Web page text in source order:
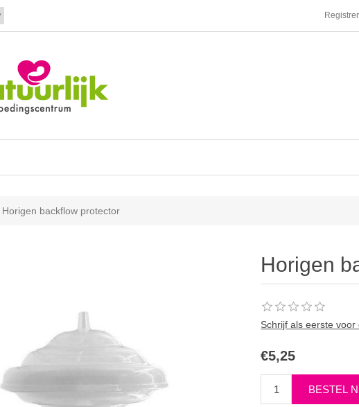
Horigen backflow protector
Horigen
Schrijf als eerste
€5,25